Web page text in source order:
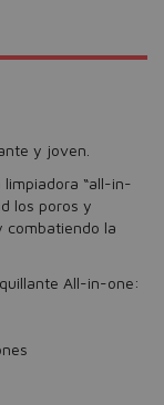
y joven.
“all-in-
los poros y
combatiendo la
All-in-one: